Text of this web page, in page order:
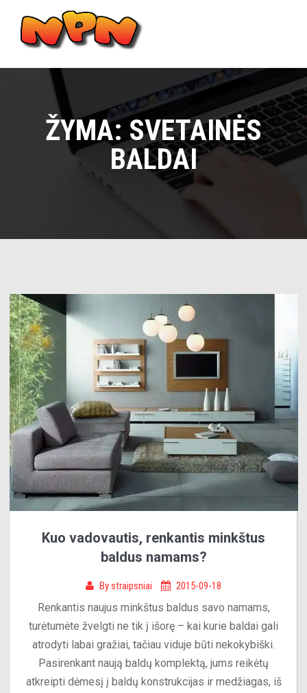
content
ŽYMA: SVETAINĖS
BALDAI
Kuo vadovautis, renkantis minkštus
baldus namams?
Bystraipsniai 2015-09-18
Renkantis naujus minkštus baldus savo namams,
turėtumėte žvelgti ne tik į išorę – kai kurie baldai gali
atrodyti labai gražiai, tačiau viduje būti nekokybiški.
Pasirenkant naują baldų komplektą, jums reikėtų
atkreipti dėmesį į baldų konstrukcijas ir medžiagas, iš